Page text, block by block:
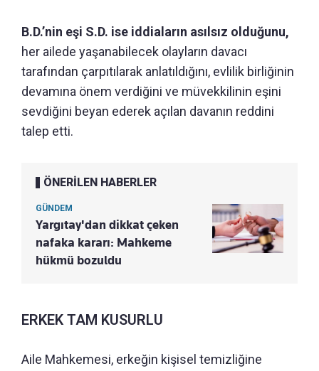
B.D.’nin eşi S.D. ise iddiaların asılsız olduğunu,
her ailede yaşanabilecek olayların davacı
tarafından çarpıtılarak anlatıldığını, evlilik birliğinin
devamına önem verdiğini ve müvekkilinin eşini
sevdiğini beyan ederek açılan davanın reddini
talep etti.
ÖNERİLEN HABERLER
GÜNDEM
Yargıtay'dan dikkat çeken
nafaka kararı: Mahkeme
hükmü bozuldu
ERKEK TAM KUSURLU
Aile Mahkemesi, erkeğin kişisel temizliğine